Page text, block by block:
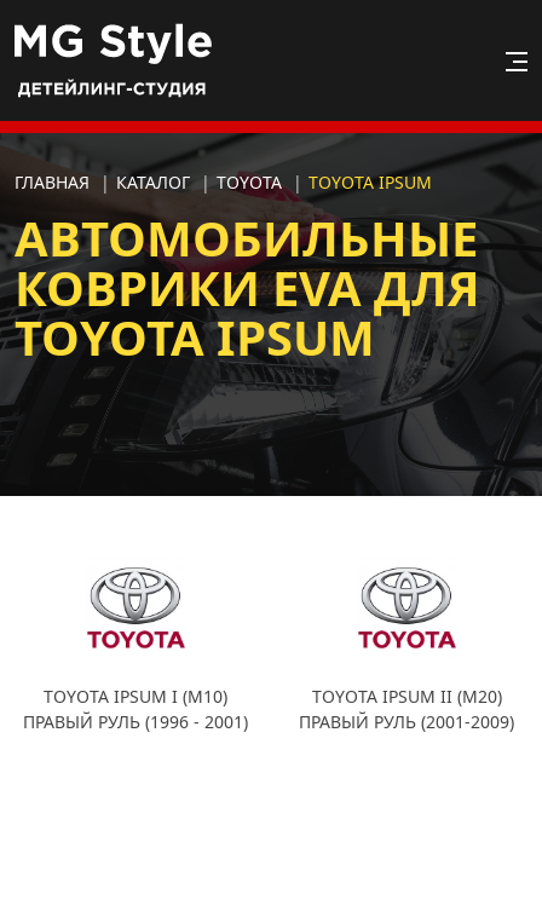
ГЛАВНАЯ | КАТАЛОГ | TOYOTA | TOYOTA IPSUM
АВТОМОБИЛЬНЫЕ
КОВРИКИ EVA ДЛЯ
TOYOTA IPSUM
TOYOTA IPSUM I (M10)
ПРАВЫЙ РУЛЬ (1996 - 2001)
TOYOTA IPSUM II (M20)
ПРАВЫЙ РУЛЬ (2001-2009)